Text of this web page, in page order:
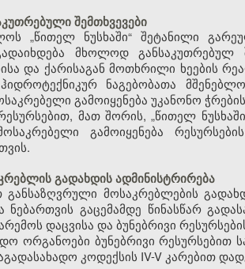
შემთხვევები
„წითელ ნუსხაში“ შეტანილი
მხოლოდ განსაკუთრებულ
და ქარისაგან მოთხრილი ხეების
ჰიდროტექნიკურ ნაგებობათა
გამოიყენება უკანონო
რესურსებით, მათ შორის, „წითელ
გამოიყენება
გადახდის ადმინისტრირება
განსაზღვრული მოსაკრებლების
ნებართვის გაცემამდე წინასწარ
დაცვისა და ბუნებრივი
ორგანოები ბუნებრივი
კოდექსის IV-V კარებით